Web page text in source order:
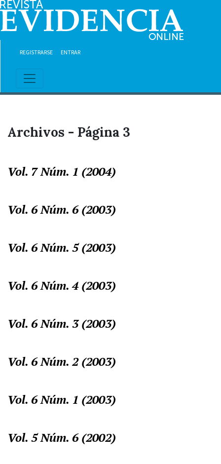
Ir al contenido principal
Ir al menú de navegación principal
Ir al pie de página del sitio
REGISTRARSE ENTRAR
Archivos - Página 3
Vol. 7 Núm. 1 (2004)
Vol. 6 Núm. 6 (2003)
Vol. 6 Núm. 5 (2003)
Vol. 6 Núm. 4 (2003)
Vol. 6 Núm. 3 (2003)
Vol. 6 Núm. 2 (2003)
Vol. 6 Núm. 1 (2003)
Vol. 5 Núm. 6 (2002)